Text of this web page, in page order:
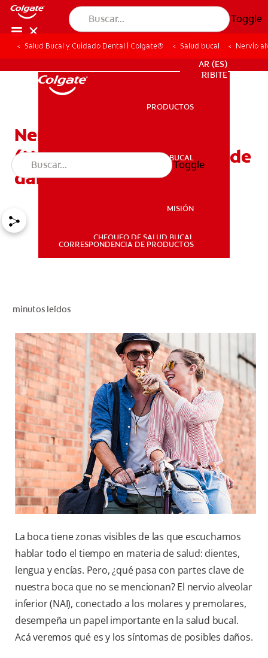
Toggle
SALUD BUCAL
PARA PROFESIONALES
AR (ES)
SUSCRIBITE
PARA PROFESIONALES
AR (ES)
SUSCRIBITE
PRODUCTOS
SALUD BUCAL
MISIÓN
CHEQUEO DE SALUD BUCAL
CORRESPONDENCIA DE PRODUCTOS
Toggle
Salud Bucal y Cuidado Dental | Colgate® Salud bucal Nervio
Nervio alveolar inferior
(NAI): Causas y síntomas de
daños
minutos leídos
La boca tiene zonas visibles de las que escuchamos
hablar todo el tiempo en materia de salud: dientes,
lengua y encías. Pero, ¿qué pasa con partes clave de
nuestra boca que no se mencionan? El nervio alveolar
inferior (NAI), conectado a los molares y premolares,
desempeña un papel importante en la salud bucal.
Acá veremos qué es y los síntomas de posibles daños.